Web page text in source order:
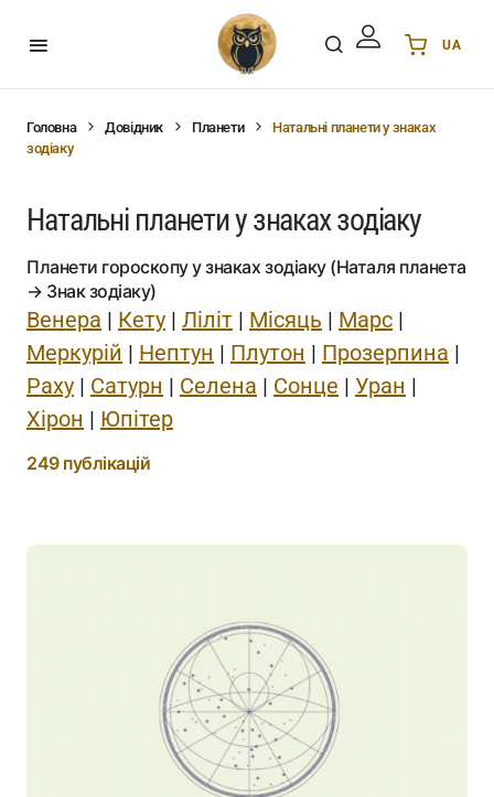
UA
ES Español
FR Français
한국어
Головна Довідник Планети
Натальні планети у знаках
зодіаку
Натальні планети у знаках зодіаку
Планети гороскопу у знаках зодіаку (Наталя планета
→ Знак зодіаку)
Венера | Кету | Ліліт | Місяць | Марс |
Меркурій | Нептун | Плутон | Прозерпина |
Раху | Сатурн | Селена | Сонце | Уран |
Хірон | Юпітер
249 публікацій